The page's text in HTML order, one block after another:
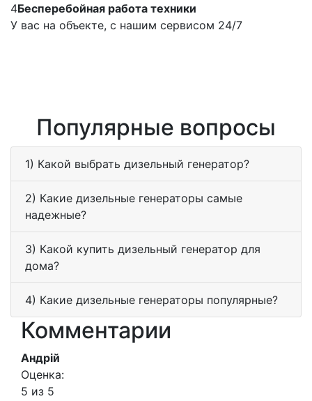
4Бесперебойная работа техники
У вас на объекте, с нашим сервисом 24/7
Популярные вопросы
1) Какой выбрать дизельный генератор?
2) Какие дизельные генераторы самые
надежные?
3) Какой купить дизельный генератор для
дома?
4) Какие дизельные генераторы популярные?
Комментарии
Андрій
Оценка:
5 из 5